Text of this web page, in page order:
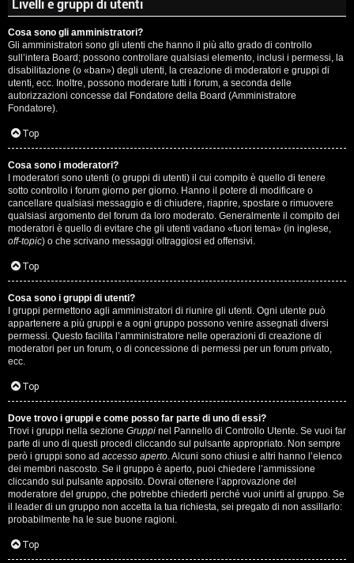
Livelli e gruppi di utenti
Cosa sono gli amministratori?
Gli amministratori sono gli utenti che hanno il più alto grado di controllo
sull’intera Board; possono controllare qualsiasi elemento, inclusi i permessi, la
disabilitazione (o «ban») degli utenti, la creazione di moderatori e gruppi di
utenti, ecc. Inoltre, possono moderare tutti i forum, a seconda delle
autorizzazioni concesse dal Fondatore della Board (Amministratore
Fondatore).
Top
Cosa sono i moderatori?
I moderatori sono utenti (o gruppi di utenti) il cui compito è quello di tenere
sotto controllo i forum giorno per giorno. Hanno il potere di modificare o
cancellare qualsiasi messaggio e di chiudere, riaprire, spostare o rimuovere
qualsiasi argomento del forum da loro moderato. Generalmente il compito dei
moderatori è quello di evitare che gli utenti vadano «fuori tema» (in inglese,
off-topic) o che scrivano messaggi oltraggiosi ed offensivi.
Top
Cosa sono i gruppi di utenti?
I gruppi permettono agli amministratori di riunire gli utenti. Ogni utente può
appartenere a più gruppi e a ogni gruppo possono venire assegnati diversi
permessi. Questo facilita l’amministratore nelle operazioni di creazione di
moderatori per un forum, o di concessione di permessi per un forum privato,
ecc.
Top
Dove trovo i gruppi e come posso far parte di uno di essi?
Trovi i gruppi nella sezione Gruppi nel Pannello di Controllo Utente. Se vuoi far
parte di uno di questi procedi cliccando sul pulsante appropriato. Non sempre
però i gruppi sono ad accesso aperto. Alcuni sono chiusi e altri hanno l’elenco
dei membri nascosto. Se il gruppo è aperto, puoi chiedere l’ammissione
cliccando sul pulsante apposito. Dovrai ottenere l’approvazione del
moderatore del gruppo, che potrebbe chiederti perché vuoi unirti al gruppo. Se
il leader di un gruppo non accetta la tua richiesta, sei pregato di non assillarlo:
probabilmente ha le sue buone ragioni.
Top
e
P
e
r
c
o
r
s
i
M
u
s
i
c
a
l
i
.
.
.